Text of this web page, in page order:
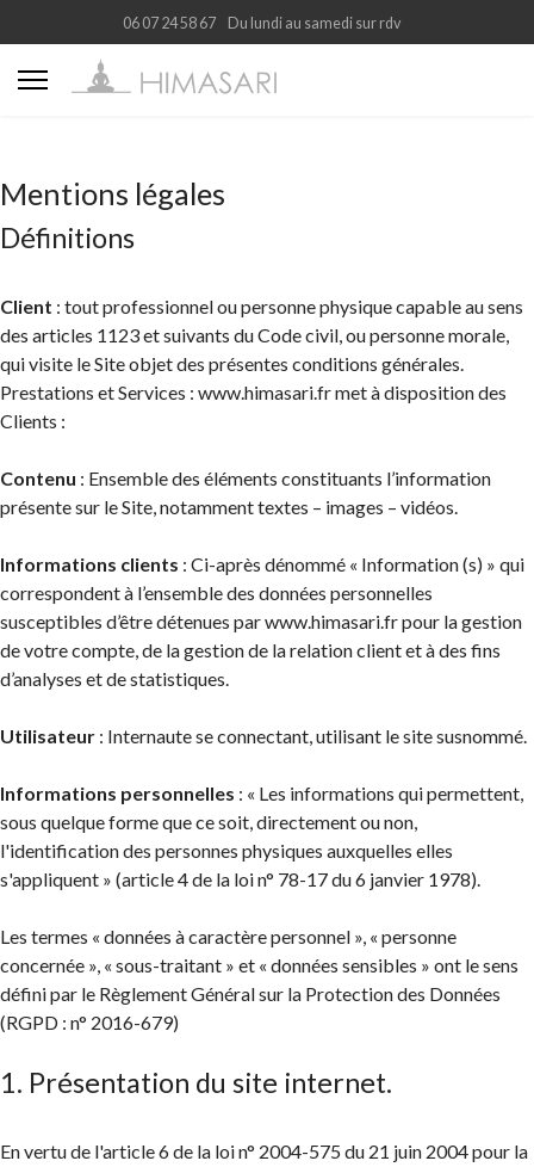
06 07 24 58 67 Du lundi au samedi sur rdv
Mentions légales
Définitions
Client : tout professionnel ou personne physique capable au sens
des articles 1123 et suivants du Code civil, ou personne morale,
qui visite le Site objet des présentes conditions générales.
Prestations et Services : www.himasari.fr met à disposition des
Clients :
Contenu : Ensemble des éléments constituants l’information
présente sur le Site, notamment textes – images – vidéos.
Informations clients : Ci-après dénommé « Information (s) » qui
correspondent à l’ensemble des données personnelles
susceptibles d’être détenues par www.himasari.fr pour la gestion
de votre compte, de la gestion de la relation client et à des fins
d’analyses et de statistiques.
Utilisateur : Internaute se connectant, utilisant le site susnommé.
Informations personnelles : « Les informations qui permettent,
sous quelque forme que ce soit, directement ou non,
l'identification des personnes physiques auxquelles elles
s'appliquent » (article 4 de la loi n° 78-17 du 6 janvier 1978).
Les termes « données à caractère personnel », « personne
concernée », « sous-traitant » et « données sensibles » ont le sens
défini par le Règlement Général sur la Protection des Données
(RGPD : n° 2016-679)
1. Présentation du site internet.
En vertu de l'article 6 de la loi n° 2004-575 du 21 juin 2004 pour la